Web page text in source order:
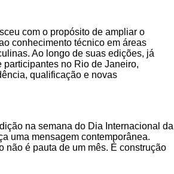
com o propósito de ampliar o
conhecimento técnico em áreas
Ao longo de suas edições, já
participantes no Rio de Janeiro,
qualificação e novas
na semana do Dia Internacional da
uma mensagem contemporânea.
não é pauta de um mês. É construção